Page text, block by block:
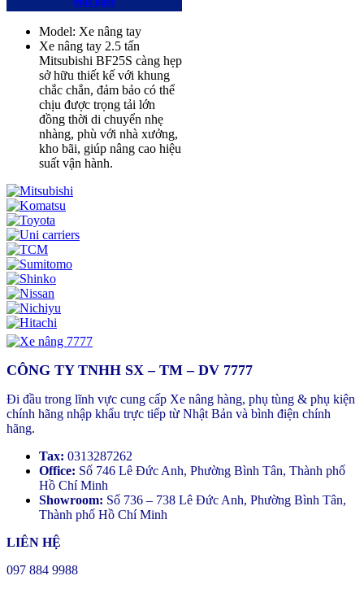
Model: Xe nâng tay
Xe nâng tay 2.5 tấn
Mitsubishi BF25S càng hẹp
sở hữu thiết kế với khung
chắc chắn, đảm bảo có thể
chịu được trọng tải lớn
đồng thời di chuyển nhẹ
nhàng, phù với nhà xưởng,
kho bãi, giúp nâng cao hiệu
suất vận hành.
CÔNG TY TNHH SX – TM – DV 7777
Đi đầu trong lĩnh vực cung cấp Xe nâng hàng, phụ tùng & phụ kiện
chính hãng nhập khẩu trực tiếp từ Nhật Bản và bình điện chính
hãng.
Tax: 0313287262
Office: Số 746 Lê Đức Anh, Phường Bình Tân, Thành phố
Hồ Chí Minh
Showroom: Số 736 – 738 Lê Đức Anh, Phường Bình Tân,
Thành phố Hồ Chí Minh
LIÊN HỆ
097 884 9988